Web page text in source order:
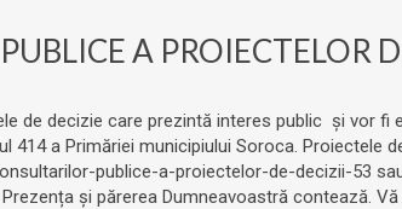
A PROIECTELOR
de decizie care prezintă interes public și vor fi
414 a Primăriei municipiului Soroca. Proiectele
publice-a-proiectelor-de-decizii-53
și părerea Dumneavoastră contează.